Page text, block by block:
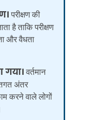
परीक्षण की
है ताकि परीक्षण
और वैधता
गया।वर्तमान
अंतर
करने वाले लोगों